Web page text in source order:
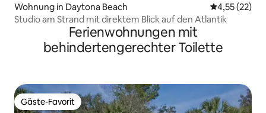
Wohnung in Daytona Beach
4,55 (22)
Studio am Strand mit direktem Blick auf den Atlantik
Ferienwohnungen mit
behindertengerechter Toilette
Gäste-Favorit
Gäste-Favorit